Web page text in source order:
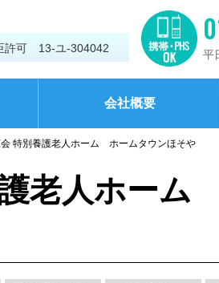
許可 13-ユ-304042 平
会社概要
特別養護老人ホーム ホームタウンほそや
老人ホー